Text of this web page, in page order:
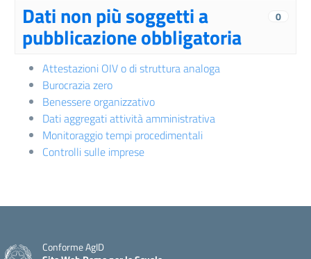
0
Dati non più soggetti a
pubblicazione obbligatoria
Attestazioni OIV o di struttura analoga
Burocrazia zero
Benessere organizzativo
Dati aggregati attività amministrativa
Monitoraggio tempi procedimentali
Controlli sulle imprese
Conforme AgID